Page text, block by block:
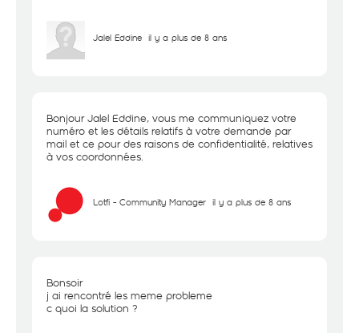
Jalel Eddine il y a plus de 8 ans
Bonjour Jalel Eddine, vous me communiquez votre
numéro et les détails relatifs à votre demande par
mail et ce pour des raisons de confidentialité, relatives
à vos coordonnées.
Lotfi - Community Manager il y a plus de 8 ans
Bonsoir
j ai rencontré les meme probleme
c quoi la solution ?